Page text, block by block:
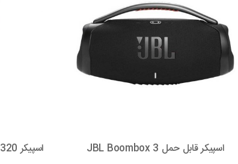
اسپیکر قابل حمل JBL Boombox 3